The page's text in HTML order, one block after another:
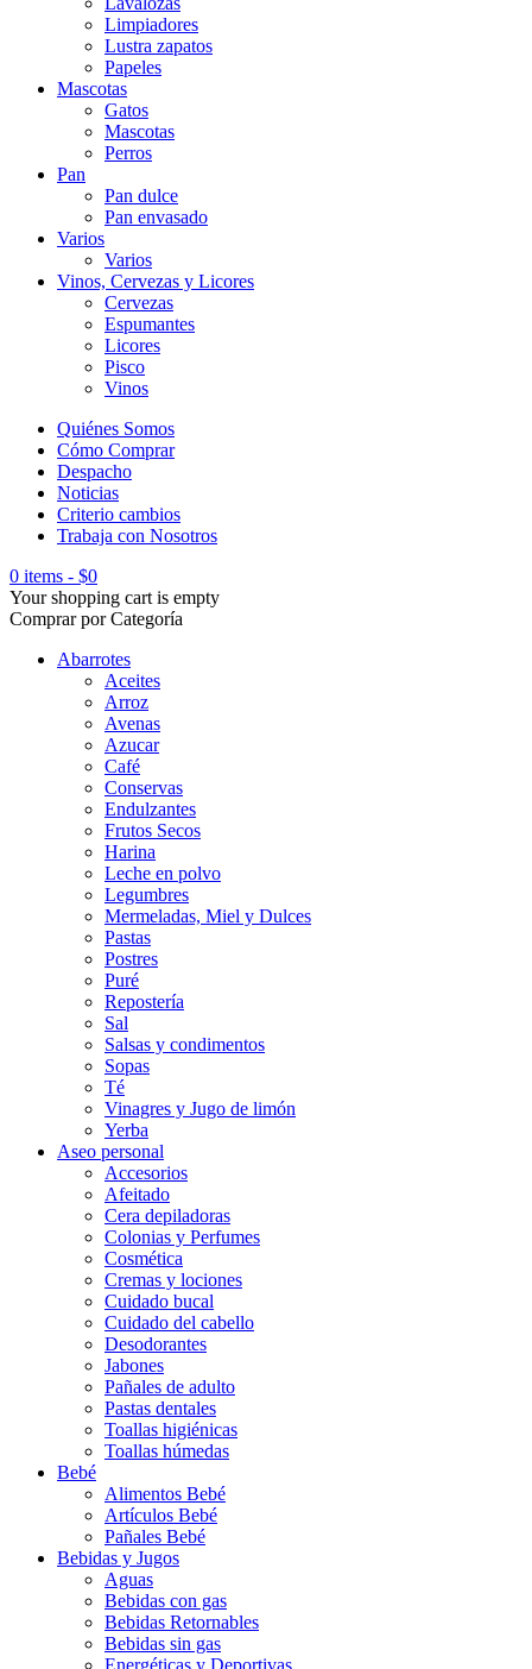
Limpiadores
Lustra zapatos
Papeles
Mascotas
Gatos
Mascotas
Perros
Pan
Pan dulce
Pan envasado
Varios
Varios
Vinos, Cervezas y Licores
Cervezas
Espumantes
Licores
Pisco
Vinos
Quiénes Somos
Cómo Comprar
Despacho
Noticias
Criterio cambios
Trabaja con Nosotros
0 items - $0
Your shopping cart is empty
Comprar por Categoría
Abarrotes
Aceites
Arroz
Avenas
Azucar
Café
Conservas
Endulzantes
Frutos Secos
Harina
Leche en polvo
Legumbres
Mermeladas, Miel y Dulces
Pastas
Postres
Puré
Repostería
Sal
Salsas y condimentos
Sopas
Té
Vinagres y Jugo de limón
Yerba
Aseo personal
Accesorios
Afeitado
Cera depiladoras
Colonias y Perfumes
Cosmética
Cremas y lociones
Cuidado bucal
Cuidado del cabello
Desodorantes
Jabones
Pañales de adulto
Pastas dentales
Toallas higiénicas
Toallas húmedas
Bebé
Alimentos Bebé
Artículos Bebé
Pañales Bebé
Bebidas y Jugos
Aguas
Bebidas con gas
Bebidas Retornables
Bebidas sin gas
Energéticas y Deportivas